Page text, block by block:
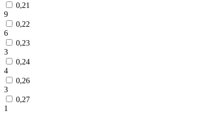
0,21
9
0,22
6
0,23
3
0,24
4
0,26
3
0,27
1